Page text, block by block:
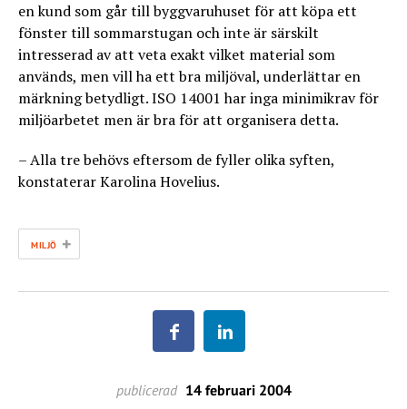
en kund som går till byggvaruhuset för att köpa ett
fönster till sommarstugan och inte är särskilt
intresserad av att veta exakt vilket material som
används, men vill ha ett bra miljöval, underlättar en
märkning betydligt. ISO 14001 har inga minimikrav för
miljöarbetet men är bra för att organisera detta.
– Alla tre behövs eftersom de fyller olika syften,
konstaterar Karolina Hovelius.
MILJÖ +
publicerad 14 februari 2004